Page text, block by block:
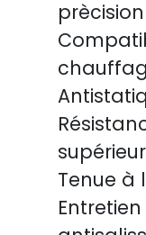
Tenue à